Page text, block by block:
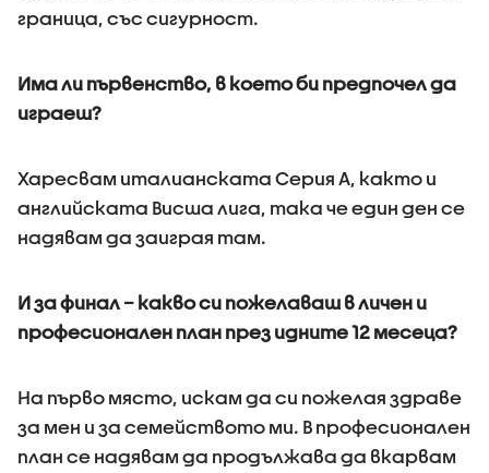
граница, със сигурност.
Има ли първенство, в което би предпочел да
играеш?
Харесвам италианската Серия А, както и
английската Висша лига, така че един ден се
надявам да заиграя там.
И за финал – какво си пожелаваш в личен и
професионален план през идните 12 месеца?
На първо място, искам да си пожелая здраве
за мен и за семейството ми. В професионален
план се надявам да продължава да вкарвам